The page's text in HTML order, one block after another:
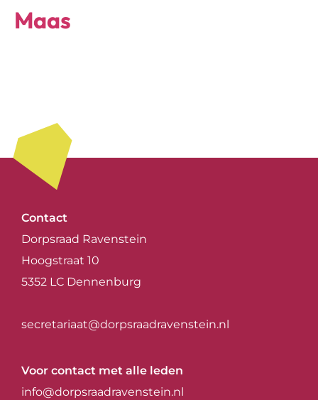
Maas
Contact
Dorpsraad Ravenstein
Hoogstraat 10
5352 LC Dennenburg
secretariaat@dorpsraadravenstein.nl
Voor contact met alle leden
info@dorpsraadravenstein.nl